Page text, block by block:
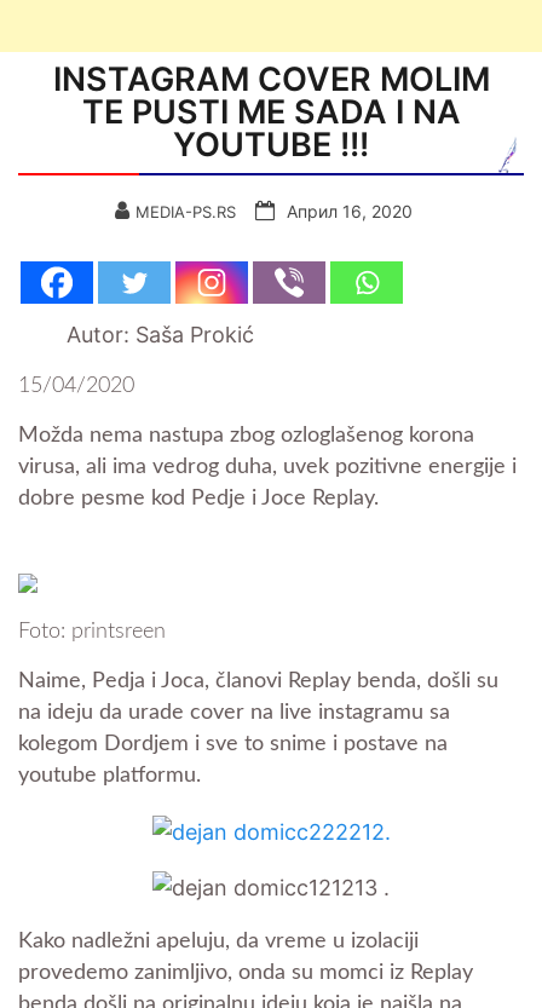
INSTAGRAM COVER MOLIM
TE PUSTI ME SADA I NA
YOUTUBE !!!
MEDIA-PS.RS Април 16, 2020
Autor: Saša Prokić
15/04/2020
Možda nema nastupa zbog ozloglašenog korona
virusa, ali ima vedrog duha, uvek pozitivne energije i
dobre pesme kod Pedje i Joce Replay.
Foto: printsreen
Naime, Pedja i Joca, članovi Replay benda, došli su
na ideju da urade cover na live instagramu sa
kolegom Dordjem i sve to snime i postave na
youtube platformu.
Kako nadležni apeluju, da vreme u izolaciji
provedemo zanimljivo, onda su momci iz Replay